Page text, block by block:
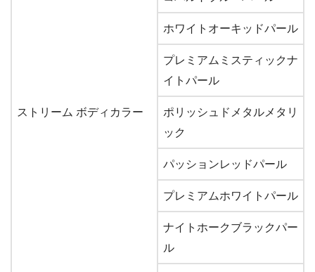
ストリーム ボディカラー
ホワイトオーキッドパール
プレミアムミスティックナ
イトパール
ポリッシュドメタルメタリ
ック
パッションレッドパール
プレミアムホワイトパール
ナイトホークブラックパー
ル